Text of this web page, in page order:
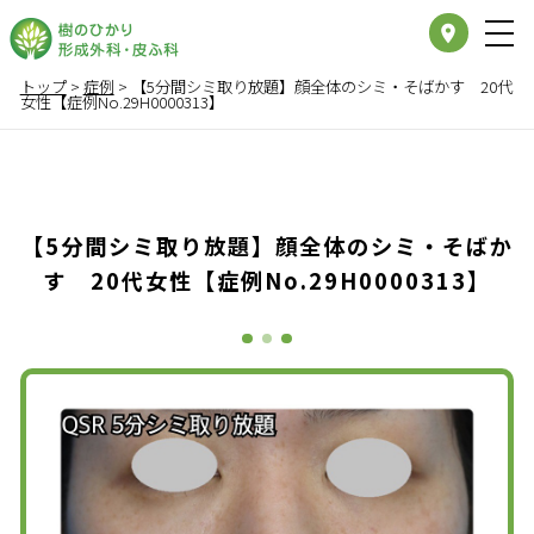
place
トップ> 症例 > 【5分間シミ取り放題】顔全体のシミ・そばかす 20代
女性【症例No.29H0000313】
【5分間シミ取り放題】顔全体のシミ・そばか
す 20代女性【症例No.29H0000313】